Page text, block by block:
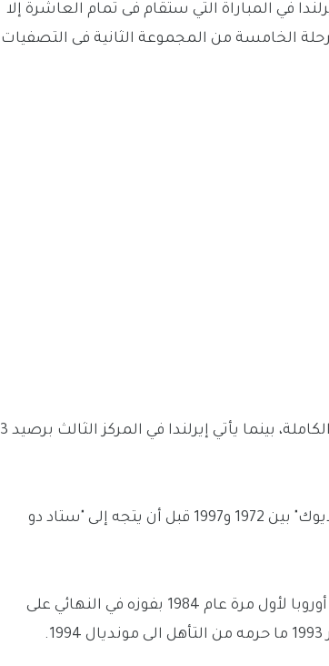
في المباراة التي ستقام فى تمام العاشرة إلا
الخامسة من المجموعة الثانية فى التصفيات
ويتصدر منتخب فرنسا جدول ترتيب المجموعة برصيد 12 نقطة أى بالعلامة الكاملة، بينما يأتي إيرلندا في المركز الثالث برصيد 3
ويعود منختب فرنسا إلى ملعب "بارك دي برانس" مجددا الذي كان معقل "الديوك" بين 1972 و1997 قبل أن يتجه إلى "ستاد دو
عاش المنتخب الفرنسي لحظات جميلة في هذا الملعب، مثل تتويجه بكأس أوروبا لأول مرة عام 1984 بفوزه في النهائي على